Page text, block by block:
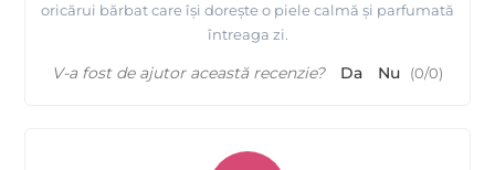
oricărui bărbat care își dorește o piele calmă și parfumată
întreaga zi.
V-a fost de ajutor această recenzie? Da Nu (0/0)